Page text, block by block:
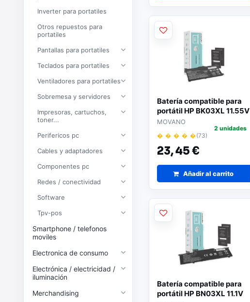
Inverter para portatiles
Otros repuestos para
portatiles
Pantallas para portatiles
Teclados para portatiles
Ventiladores para portatiles
Sobremesa y servidores
Impresoras, cartuchos,
toner...
Perifericos pc
Cables y adaptadores
Componentes pc
Redes / conectividad
Software
Tpv-pos
Smartphone / telefonos
moviles
Electronica de consumo
Electrónica / electricidad /
iluminación
Merchandising
Batería compatible para
portátil HP BK03XL 11.55V
3400mAh Movano
MOVANO
� � � � �(73)
23,45 €
2 unidades
Añadir al carrito
Batería compatible para
portátil HP BN03XL 11.1V